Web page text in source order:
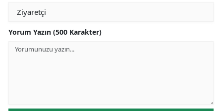
Yorum Yazın (500 Karakter)